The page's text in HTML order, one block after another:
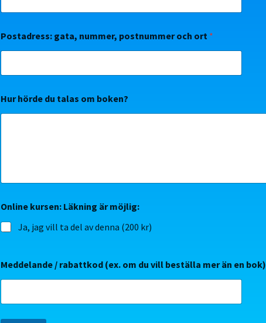
Postadress: gata, nummer, postnummer och ort *
Hur hörde du talas om boken?
Online kursen: Läkning är möjlig:
Ja, jag vill ta del av denna (200 kr)
Meddelande / rabattkod (ex. om du vill beställa mer än en bok)